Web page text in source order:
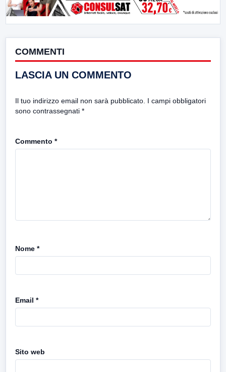
COMMENTI
LASCIA UN COMMENTO
Il tuo indirizzo email non sarà pubblicato. I campi obbligatori
sono contrassegnati *
Commento *
Nome *
Email *
Sito web